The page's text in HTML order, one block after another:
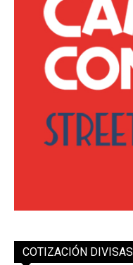
COTIZACIÓN DIVISAS